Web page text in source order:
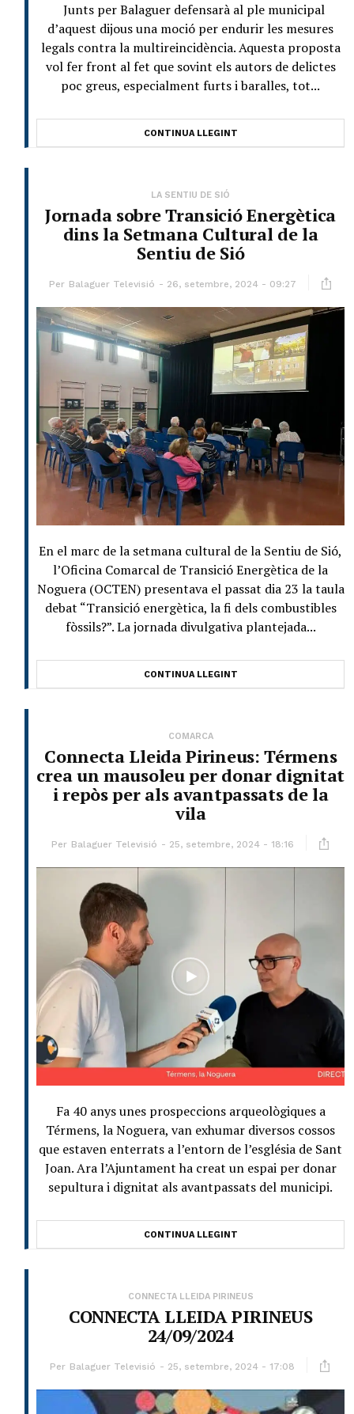
Junts per Balaguer defensarà al ple municipal
d’aquest dijous una moció per endurir les mesures
legals contra la multireincidència. Aquesta proposta
vol fer front al fet que sovint els autors de delictes
poc greus, especialment furts i baralles, tot...
CONTINUA LLEGINT
LA SENTIU DE SIÓ
Jornada sobre Transició Energètica
dins la Setmana Cultural de la
Sentiu de Sió
Per Balaguer Televisió 26, setembre, 2024 - 09:27
En el marc de la setmana cultural de la Sentiu de Sió,
l’Oficina Comarcal de Transició Energètica de la
Noguera (OCTEN) presentava el passat dia 23 la taula
debat “Transició energètica, la fi dels combustibles
fòssils?”. La jornada divulgativa plantejada...
CONTINUA LLEGINT
COMARCA
Connecta Lleida Pirineus: Térmens
crea un mausoleu per donar dignitat
i repòs per als avantpassats de la
vila
Per Balaguer Televisió 25, setembre, 2024 - 18:16
Fa 40 anys unes prospeccions arqueològiques a
Térmens, la Noguera, van exhumar diversos cossos
que estaven enterrats a l’entorn de l’església de Sant
Joan. Ara l’Ajuntament ha creat un espai per donar
sepultura i dignitat als avantpassats del municipi.
CONTINUA LLEGINT
CONNECTA LLEIDA PIRINEUS
CONNECTA LLEIDA PIRINEUS
24/09/2024
Per Balaguer Televisió 25, setembre, 2024 - 17:08